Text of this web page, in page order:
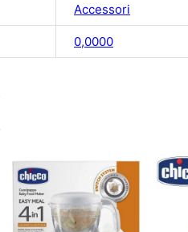
Accessori
0,0000